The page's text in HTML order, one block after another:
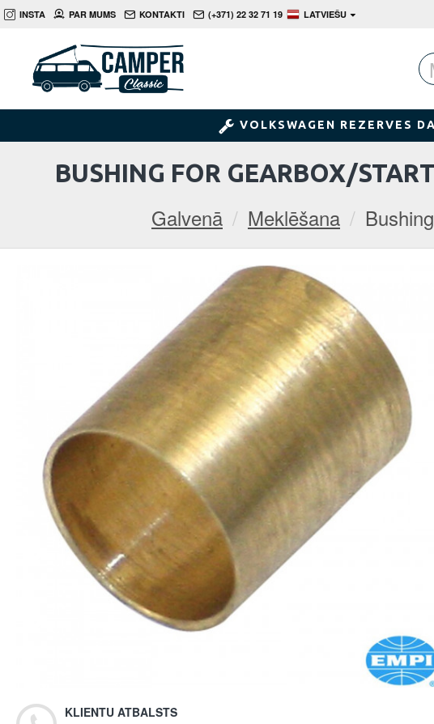
INSTA PAR MUMS KONTAKTI (+371) 22 32 71 19 LATVIEŠU
VOLKSWAGEN REZERVES
Galvenā Meklēšana
BUSHING FOR GEARBOX/
KLIENTU ATBALSTS